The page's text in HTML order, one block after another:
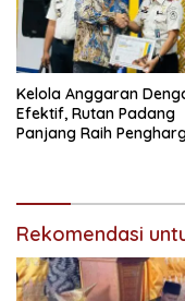
Kelola Anggaran
Efektif, Rutan Padang
Panjang Raih
Rekomendasi